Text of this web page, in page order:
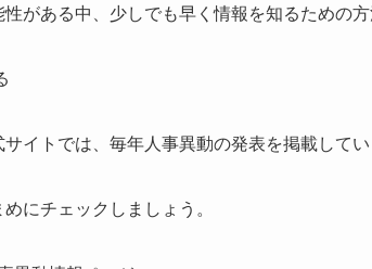
がある中、少しでも早く情報を知るための方
イトでは、毎年人事異動の発表を掲載してい
にチェックしましょう。